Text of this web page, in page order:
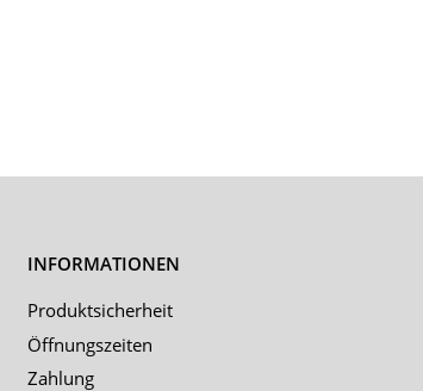
INFORMATIONEN
Produktsicherheit
Öffnungszeiten
Zahlung